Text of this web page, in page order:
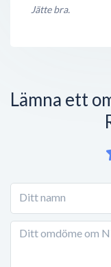
Jätte bra.
Lämna ett